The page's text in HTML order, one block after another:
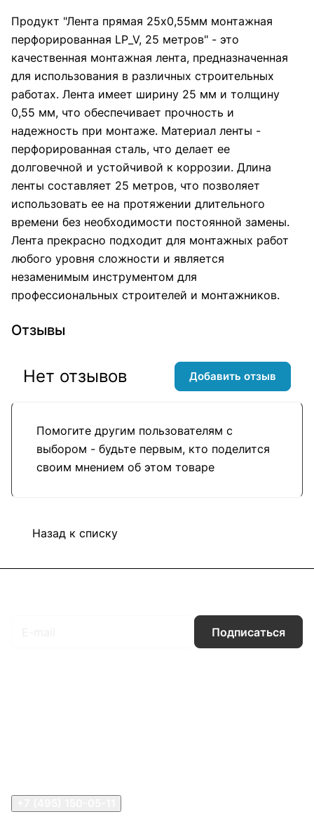
Продукт "Лента прямая 25х0,55мм монтажная
перфорированная LP_V, 25 метров" - это
качественная монтажная лента, предназначенная
для использования в различных строительных
работах. Лента имеет ширину 25 мм и толщину
0,55 мм, что обеспечивает прочность и
надежность при монтаже. Материал ленты -
перфорированная сталь, что делает ее
долговечной и устойчивой к коррозии. Длина
ленты составляет 25 метров, что позволяет
использовать ее на протяжении длительного
времени без необходимости постоянной замены.
Лента прекрасно подходит для монтажных работ
любого уровня сложности и является
незаменимым инструментом для
профессиональных строителей и монтажников.
Отзывы
Помогите другим пользователям с
выбором - будьте первым, кто поделится
своим мнением об этом товаре
Нет отзывов Добавить отзыв
Назад к списку
Подписаться